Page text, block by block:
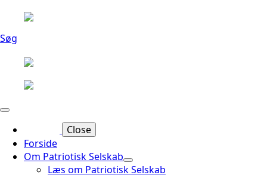
Søg
Close
Forside
Om Patriotisk Selskab
Læs om Patriotisk Selskab